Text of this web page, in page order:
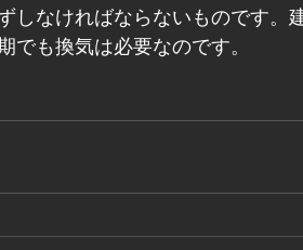
しなければならないものです。
でも換気は必要なのです。